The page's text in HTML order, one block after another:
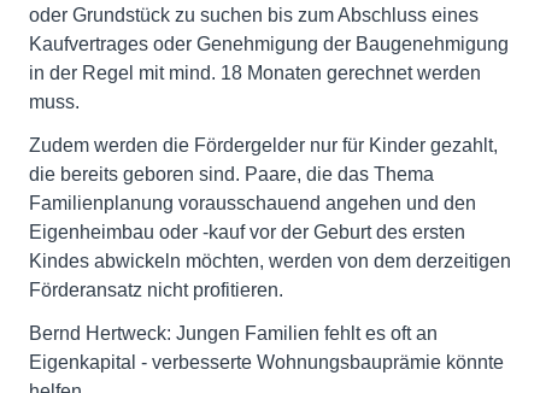
oder Grundstück zu suchen bis zum Abschluss eines
Kaufvertrages oder Genehmigung der Baugenehmigung
in der Regel mit mind. 18 Monaten gerechnet werden
muss.
Zudem werden die Fördergelder nur für Kinder gezahlt,
die bereits geboren sind. Paare, die das Thema
Familienplanung vorausschauend angehen und den
Eigenheimbau oder -kauf vor der Geburt des ersten
Kindes abwickeln möchten, werden von dem derzeitigen
Förderansatz nicht profitieren.
Bernd Hertweck: Jungen Familien fehlt es oft an
Eigenkapital - verbesserte Wohnungsbauprämie könnte